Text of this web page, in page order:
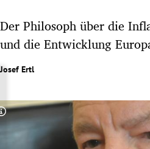
Untermenü
Untermenü
Untermenü
Der Philosoph über die
und die Entwicklung
Josef Ertl
Copyright-Hinweis öffnen/schließen